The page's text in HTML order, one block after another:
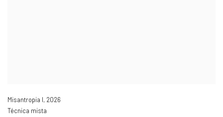
Misantropia I, 2026
Técnica mista